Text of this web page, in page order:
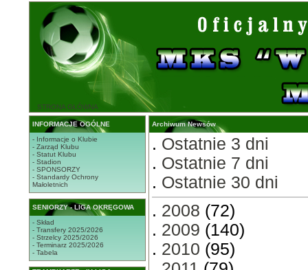
STRONA GŁÓWNA
INFORMACJE OGÓLNE
- Informacje o Klubie
- Zarząd Klubu
- Statut Klubu
- Stadion
- SPONSORZY
- Standardy Ochrony
Małoletnich
SENIORZY - LIGA OKRĘGOWA
- Skład
- Transfery 2025/2026
- Strzelcy 2025/2026
- Terminarz 2025/2026
- Tabela
Archiwum Newsów
. Ostatnie 3 dni
. Ostatnie 7 dni
. Ostatnie 30 dni
. 2008 (72)
. 2009 (140)
. 2010 (95)